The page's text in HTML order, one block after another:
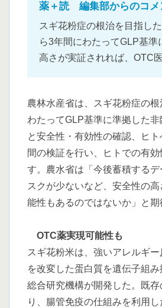
薬＋読 編集部からのコメ
スギ花粉症の根治を目指し
ら3年間にわたってGLP基
高さが実証されれば、OTC
農林水産省は、スギ花粉症の
わたってGLP基準に準拠した
と安全性・有効性の確認、ヒ
間の検証を行い、ヒトでの有
す。農水省は「今後蓄積する
スクが少ないなど、安全性の
能性もあるのではないか」と期
OTC薬実現可能性も
スギ花粉米は、強いアレルギ
を改変した蛋白質を遺伝子組
総合研究機構が開発した。既
り、腸管免疫の仕組みを利用し